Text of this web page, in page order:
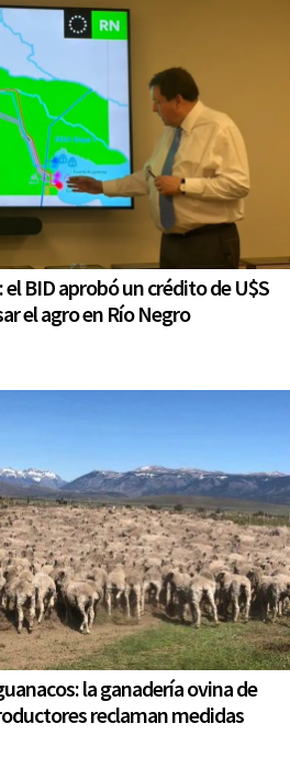
BID aprobó un crédito de U$S
el agro en Río Negro
la ganadería ovina de
reclaman medidas